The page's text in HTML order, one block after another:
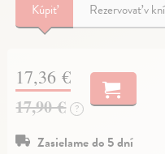
Kúpiť Rezervovať v
17,36 €
17,90 € ?
Zasielame do 5 dní